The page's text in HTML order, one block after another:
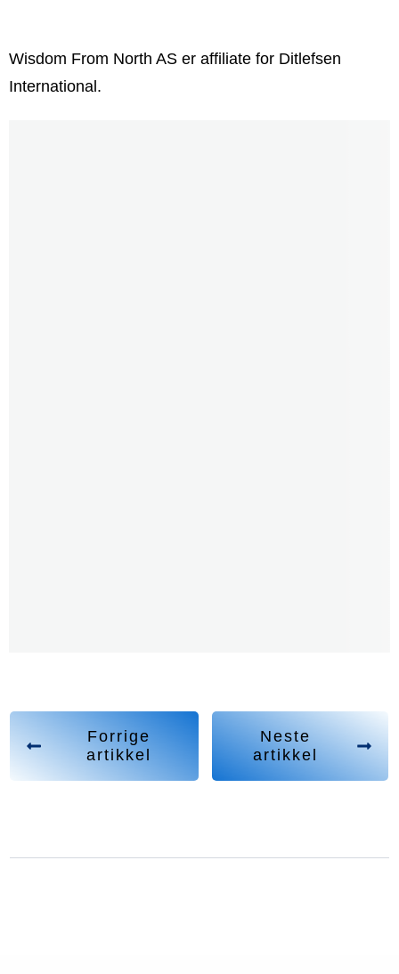
Wisdom From North AS er affiliate for Ditlefsen
International.
Forrige
artikkel
Neste
artikkel